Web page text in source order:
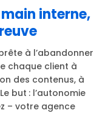
interne,
à l’abandonner
chaque client à
des contenus, à
but : l’autonomie
– votre agence